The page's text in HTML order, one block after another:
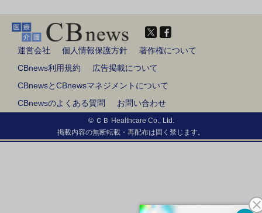
運営会社 個人情報保護方針
著作権について
CBnews利用規約
広告掲載について
CBnewsとCBnewsマネジメントについて
CBnewsのよくある質問
お問い合わせ
© ＣＢ Healthcare Co., Ltd.
掲載内容の無断転載・再配布は固く禁じます。